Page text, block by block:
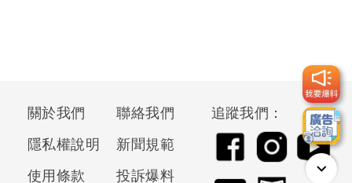
關於我們
聯絡我們
隱私權說明
新聞規範
使用條款
投訴爆料
追蹤我們：